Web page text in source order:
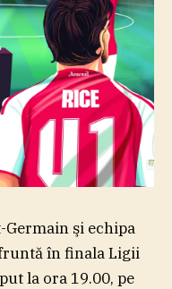
şi echipa
în finala Ligii
la ora 19.00, pe